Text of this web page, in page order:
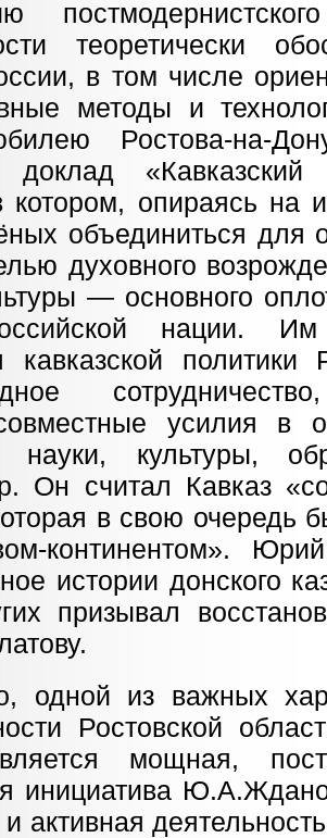
теоретически
в том числе
методы и
Ростова-на-
доклад
котором, опираясь на
объединиться
духовного
— основного
нации.
кавказской политики
усилия в
науки, культуры,
Он считал Кавказ
в свою очередь
континентом».
истории донского
призывал
одной из важных
Ростовской
мощная,
инициатива
активная